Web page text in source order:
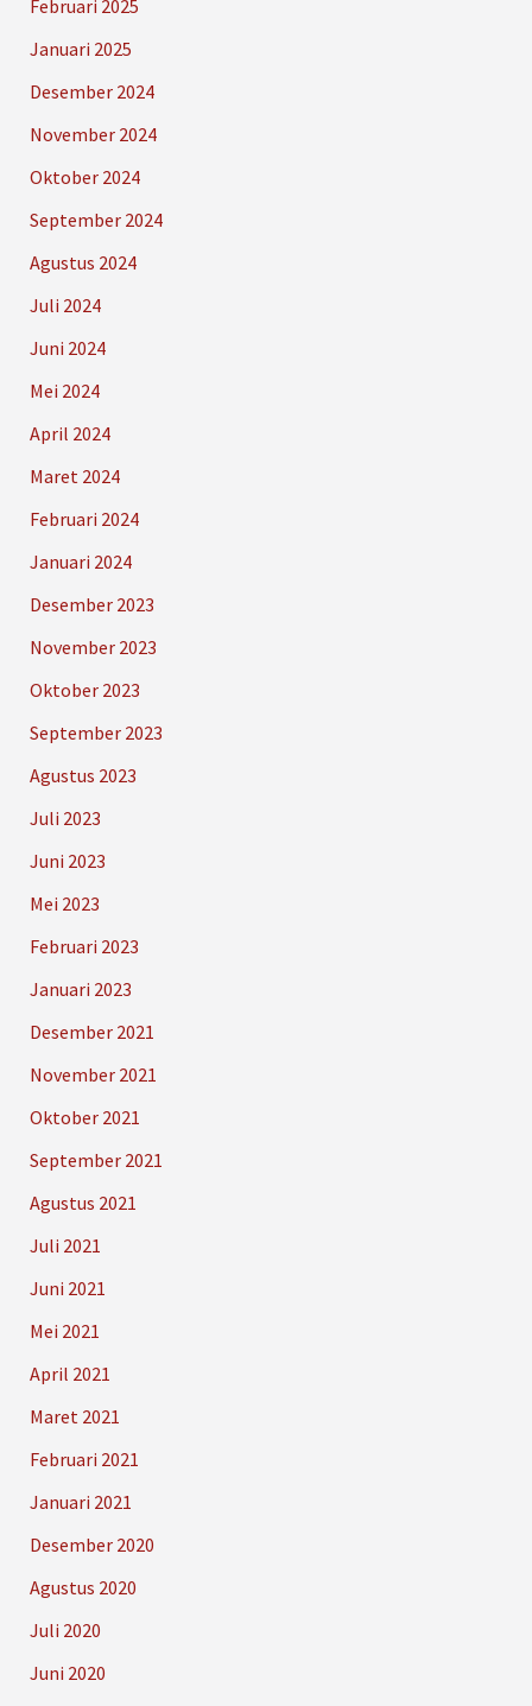
Februari 2025
Januari 2025
Desember 2024
November 2024
Oktober 2024
September 2024
Agustus 2024
Juli 2024
Juni 2024
Mei 2024
April 2024
Maret 2024
Februari 2024
Januari 2024
Desember 2023
November 2023
Oktober 2023
September 2023
Agustus 2023
Juli 2023
Juni 2023
Mei 2023
Februari 2023
Januari 2023
Desember 2021
November 2021
Oktober 2021
September 2021
Agustus 2021
Juli 2021
Juni 2021
Mei 2021
April 2021
Maret 2021
Februari 2021
Januari 2021
Desember 2020
Agustus 2020
Juli 2020
Juni 2020